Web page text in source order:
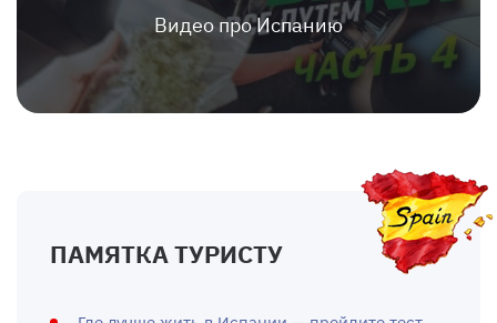
Видео про Испанию
ПАМЯТКА ТУРИСТУ